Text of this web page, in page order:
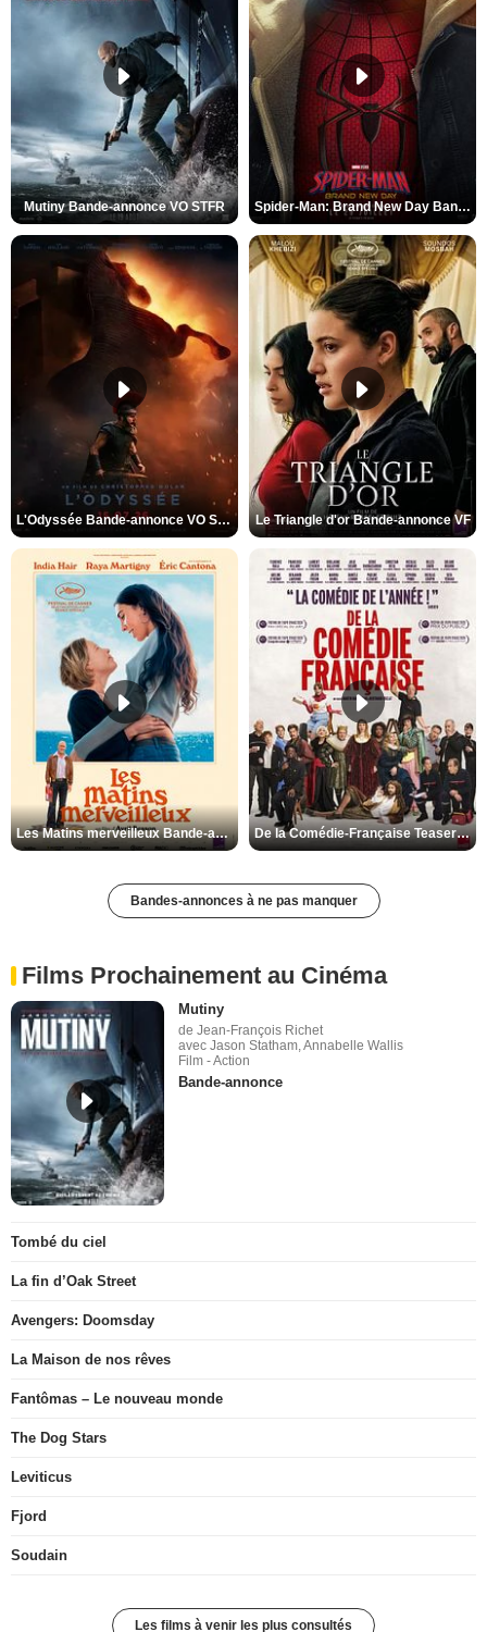
Mutiny Bande-annonce VO STFR Spider-Man: Brand New Day Bande-annonce VO STFR
L'Odyssée Bande-annonce VO STFR Le Triangle d'or Bande-annonce VF
Les Matins merveilleux Bande-annonce VF De la Comédie-Française Teaser VF
Bandes-annonces à ne pas manquer
Films Prochainement au Cinéma
Mutiny
de Jean-François Richet
avec Jason Statham, Annabelle Wallis
Film - Action
Bande-annonce
Tombé du ciel
La fin d’Oak Street
Avengers: Doomsday
La Maison de nos rêves
Fantômas – Le nouveau monde
The Dog Stars
Leviticus
Fjord
Soudain
Les films à venir les plus consultés